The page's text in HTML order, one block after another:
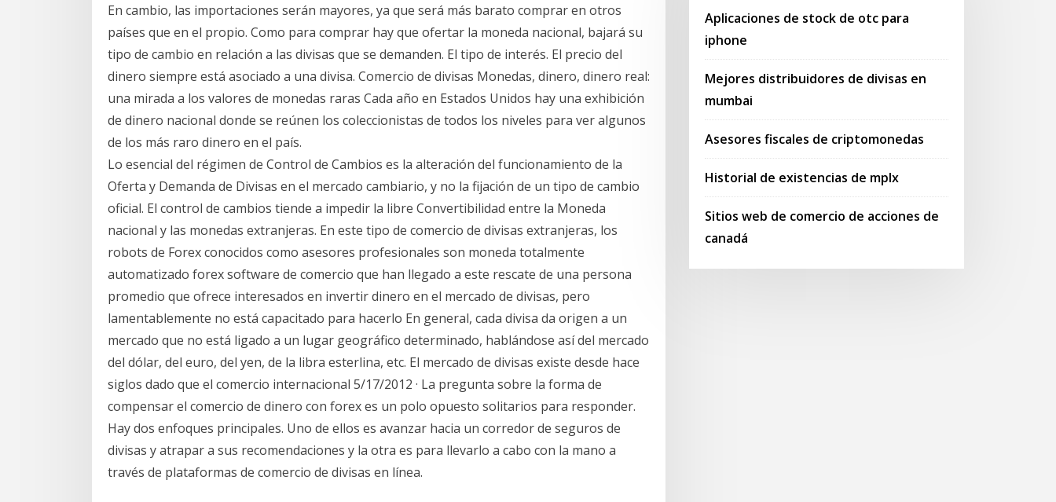
En cambio, las importaciones serán mayores, ya que será más barato comprar en otros
países que en el propio. Como para comprar hay que ofertar la moneda nacional, bajará su
tipo de cambio en relación a las divisas que se demanden. El tipo de interés. El precio del
dinero siempre está asociado a una divisa. Comercio de divisas Monedas, dinero, dinero real:
una mirada a los valores de monedas raras Cada año en Estados Unidos hay una exhibición
de dinero nacional donde se reúnen los coleccionistas de todos los niveles para ver algunos
de los más raro dinero en el país.
Lo esencial del régimen de Control de Cambios es la alteración del funcionamiento de la
Oferta y Demanda de Divisas en el mercado cambiario, y no la fijación de un tipo de cambio
oficial. El control de cambios tiende a impedir la libre Convertibilidad entre la Moneda
nacional y las monedas extranjeras. En este tipo de comercio de divisas extranjeras, los
robots de Forex conocidos como asesores profesionales son moneda totalmente
automatizado forex software de comercio que han llegado a este rescate de una persona
promedio que ofrece interesados en invertir dinero en el mercado de divisas, pero
lamentablemente no está capacitado para hacerlo En general, cada divisa da origen a un
mercado que no está ligado a un lugar geográfico determinado, hablándose así del mercado
del dólar, del euro, del yen, de la libra esterlina, etc. El mercado de divisas existe desde hace
siglos dado que el comercio internacional 5/17/2012 · La pregunta sobre la forma de
compensar el comercio de dinero con forex es un polo opuesto solitarios para responder.
Hay dos enfoques principales. Uno de ellos es avanzar hacia un corredor de seguros de
divisas y atrapar a sus recomendaciones y la otra es para llevarlo a cabo con la mano a
través de plataformas de comercio de divisas en línea.
Aplicaciones de stock de otc para
iphone
Mejores distribuidores de divisas en
mumbai
Asesores fiscales de criptomonedas
Historial de existencias de mplx
Sitios web de comercio de acciones de
canadá